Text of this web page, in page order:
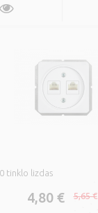
tinklo lizdas
4,80 € 5,65 €